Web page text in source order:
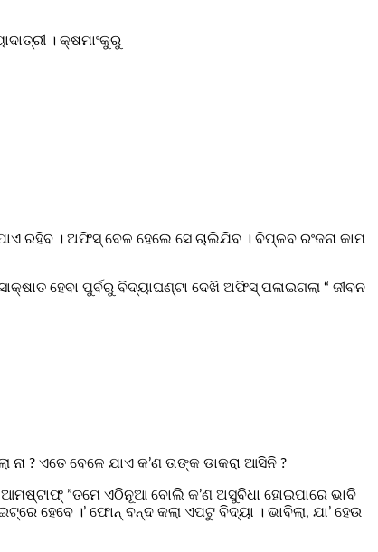
। କ୍ଷମାଂକୁରୁ
। ଅଫିସ୍‌ ବେଳ ହେଲେ ସେ ଚାଲିଯିବ । ବିପ୍ଳବ ରଂଜନା କାମ
ହେବା ପୁର୍ବରୁ ବିଦ୍ୟାଘଣ୍ଟା ଦେଖି ଅଫିସ୍‌ ପଳାଇଗଲା “ ଜୀବନ
? ଏତେ ବେଳେ ଯାଏ କ’ଣ ତାଙ୍କ ଡାକରା ଆସିନି ?
”ତମେ ଏଠିନୂଆ ବୋଲି କ’ଣ ଅସୁବିଧା ହୋଇପାରେ ଭାବି
ହେବେ ।’ ଫୋନ୍‌ ବନ୍ଦ କଲା ଏପଟୁ ବିଦ୍ୟା । ଭାବିଲା, ଯା’ ହେଉ